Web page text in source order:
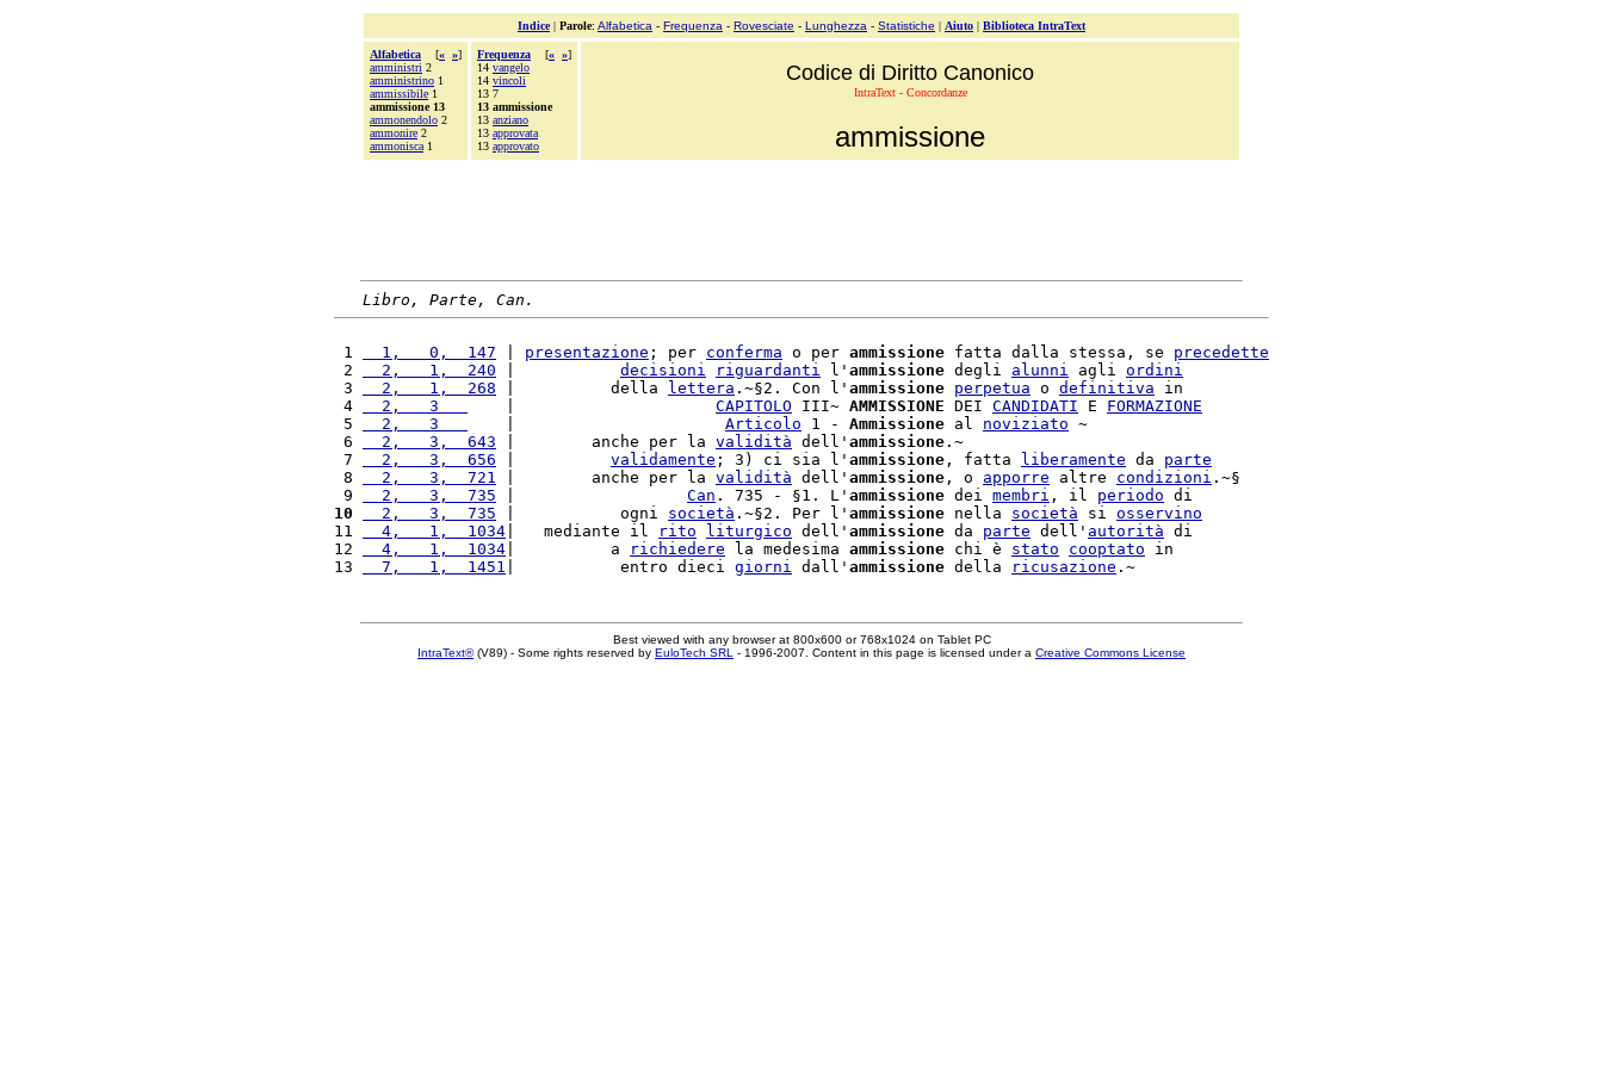
Indice| Parole: Alfabetica - Frequenza - Rovesciate - Lunghezza - Statistiche | Aiuto | Biblioteca IntraText
Alfabetica [« »]
amministri 2
amministrino 1
ammissibile 1
ammissione 13
ammonendolo 2
ammonire 2
ammonisca 1
Frequenza [« »]
14 vangelo
14 vincoli
13 7
13 ammissione
13 anziano
13 approvata
13 approvato
Codice di Diritto Canonico
IntraText - Concordanze
ammissione
Libro, Parte, Can.
1
  1,   0,  147
presentazione ; per conferma o per ammissione fatta dalla stessa, se precedette
2
  2,   1,  240
decisioni riguardanti l' ammissione degli alunni agli ordini
3
  2,   1,  268
|          della lettera .~§2. Con l' ammissione perpetua o definitiva in
4
  2,   3
CAPITOLO III~ AMMISSIONE DEI CANDIDATI E FORMAZIONE
5
  2,   3
Articolo 1 - Ammissione al noviziato ~
6
  2,   3,  643
|        anche per la validità dell' ammissione .~
7
  2,   3,  656
validamente ; 3) ci sia l' ammissione , fatta liberamente da parte
8
  2,   3,  721
|        anche per la validità dell' ammissione , o apporre altre condizioni .~§
9
  2,   3,  735
Can . 735 - §1. L' ammissione dei membri , il periodo
10
  2,   3,  735
|           ogni società .~§2. Per l' ammissione nella società si osservino
11
  4,   1,  1034
|   mediante il rito liturgico dell' ammissione da parte dell' autorità di
12
  4,   1,  1034
|          a richiedere la medesima ammissione chi è stato cooptato in
13
  7,   1,  1451
|           entro dieci giorni dall' ammissione della ricusazione
Best viewed with any browser at 800x600 or 768x1024 on Tablet PC
IntraText®(V89) - Some rights reserved by EuloTech SRL - 1996-2007. Content in this page is licensed under a Creative Commons License